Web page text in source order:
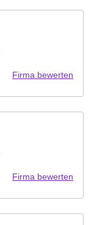
Firma bewerten
Firma bewerten